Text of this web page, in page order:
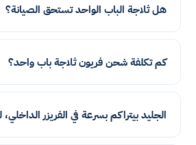
هل ثلاجة الباب الواحد تستحق الصيانة؟
كم تكلفة شحن فريون ثلاجة باب واحد؟
الجليد بيتراكم بسرعة في الفريزر الداخلي،